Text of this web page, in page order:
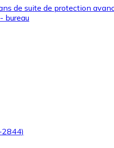
de suite de protection
bureau
2844)